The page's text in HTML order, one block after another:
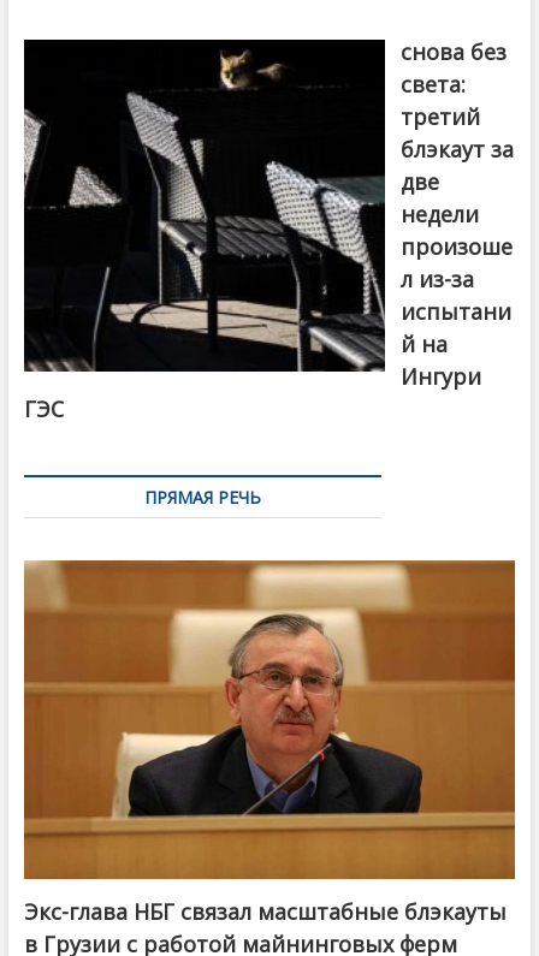
снова без
света:
третий
блэкаут за
две
недели
произоше
л из-за
испытани
й на
Ингури
ГЭС
ПРЯМАЯ РЕЧЬ
Экс-глава НБГ связал масштабные блэкауты
в Грузии с работой майнинговых ферм